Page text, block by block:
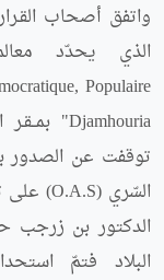
واتفق أصحاب
الدكتور بن زرجب